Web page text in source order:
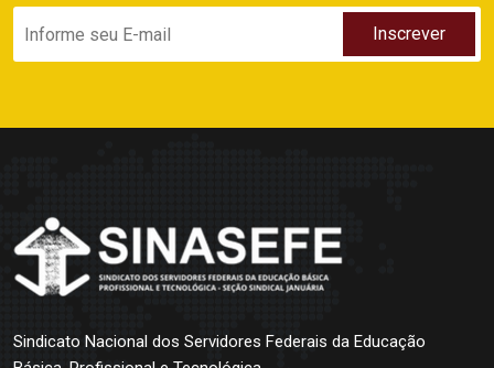
Sindicato Nacional dos Servidores Federais da Educação